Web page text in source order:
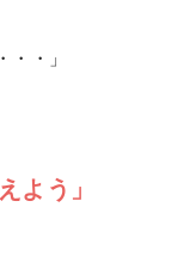
・」
よう」